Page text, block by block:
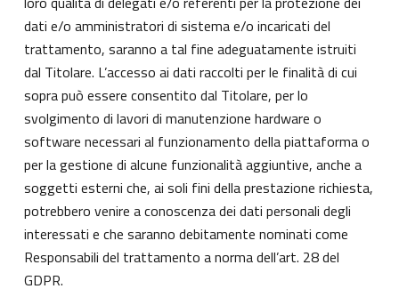
dati e/o amministratori di sistema e/o incaricati del
trattamento, saranno a tal fine adeguatamente istruiti
dal Titolare. L’accesso ai dati raccolti per le finalità di cui
sopra può essere consentito dal Titolare, per lo
svolgimento di lavori di manutenzione hardware o
software necessari al funzionamento della piattaforma o
per la gestione di alcune funzionalità aggiuntive, anche a
soggetti esterni che, ai soli fini della prestazione richiesta,
potrebbero venire a conoscenza dei dati personali degli
interessati e che saranno debitamente nominati come
Responsabili del trattamento a norma dell’art. 28 del
GDPR.